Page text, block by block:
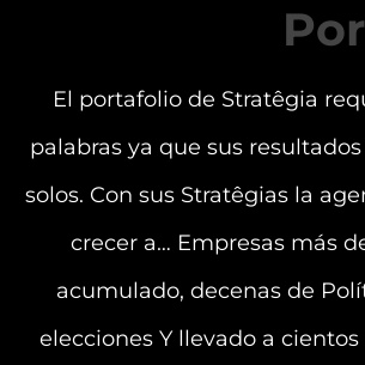
El portafolio de Stratêgia
palabras ya que sus
solos. Con sus Stratêgias la
crecer a… Empresas más
acumulado, decenas de
elecciones Y llevado a